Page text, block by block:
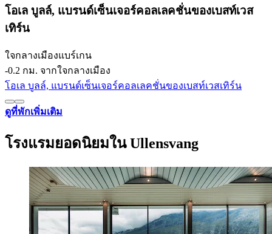
โอเล บูลล์, แบรนด์เซ็นเจอร์คอลเลคชั่นของเบสท์เวส
เทิร์น
ใจกลางเมืองแบร์เกน
‐0.2 กม. จากใจกลางเมือง
โอเล บูลล์, แบรนด์เซ็นเจอร์คอลเลคชั่นของเบสท์เวสเทิร์น
ดูที่พักเพิ่มเติม
โรงแรมยอดนิยมใน Ullensvang